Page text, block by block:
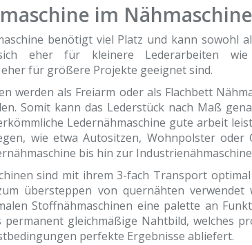
im
benötigt viel Platz und kann sowohl
eher für kleinere Lederarbeiten wie
für größere Projekte geeignet sind.
werden als Freiarm oder als Flachbett
Somit kann das Lederstück nach Maß
Ledernähmaschine gute arbeit
wie etwa Autositzen, Wohnpolster oder
bis hin zur
sind mit ihrem 3-fach Transport
übersteppen von quernähten verwendet
Stoffnähmaschinen eine palette an
gleichmäßige Nahtbild, welches
perfekte Ergebnisse abliefert.